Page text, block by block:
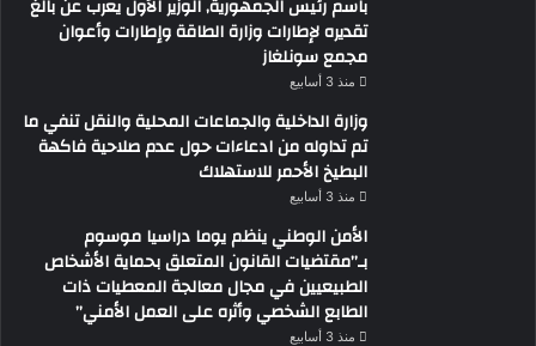
باسم رئيس الجمهورية, الوزير الأول يعرب عن بالغ
تقديره لإطارات وزارة الطاقة وإطارات وأعوان
مجمع سونلغاز
منذ 3 أسابيع
وزارة الداخلية والجماعات المحلية والنقل تنفي ما
تم تداوله من ادعاءات حول عدم صلاحية فاكهة
البطيخ الأحمر للاستهلاك
منذ 3 أسابيع
الأمن الوطني ينظم يوما دراسيا موسوم
بـ”مقتضيات القانون المتعلق بحماية الأشخاص
الطبيعيين في مجال معالجة المعطيات ذات
الطابع الشخصي وأثره على العمل الأمني”
منذ 3 أسابيع